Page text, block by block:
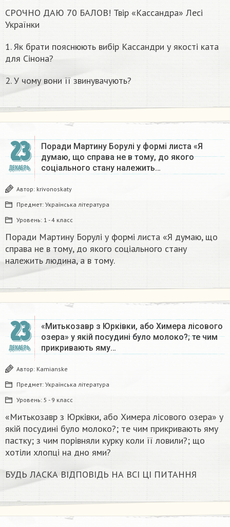
СРОЧНО ДАЮ 70 БАЛОВ! Твір «Кассандра» Лесі
Українки
1. Як брати пояснюють вибір Кассандри у якості ката
для Сінона?
2. У чому вони її звинувачують?
23
ДЕКАБРЬ
Поради Мартину Борулі у формі листа «Я
думаю, що справа не в тому, до якого
соціального стану належить…
Автор: krivonoskaty
Предмет: Українська література
Уровень: 1 - 4 класс
Поради Мартину Борулі у формі листа «Я думаю, що
справа не в тому, до якого соціального стану
належить людина, а в тому.​
23
ДЕКАБРЬ
«Митькозавр з Юрківки, або Химера лісового
озера» у якій посудині було молоко?; те чим
прикривають яму…
Автор: Kamianske
Предмет: Українська література
Уровень: 5 - 9 класс
«Митькозавр з Юрківки, або Химера лісового озера» у
якій посудині було молоко?; те чим прикривають яму
пастку; з чим порівняли курку коли її ловили?; що
хотіли хлопці на дно ями?
БУДЬ ЛАСКА ВІДПОВІДЬ НА ВСІ ЦІ ПИТАННЯ